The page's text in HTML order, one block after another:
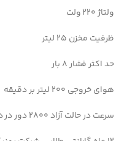
ولتاژ 220 ولت
ظرفیت مخزن 25 لیتر
حد اکثر فشار 8 بار
هوای خروجی 200 لیتر بر دقیقه
سرعت در حالت آزاد 2800 دور در دقیقه وزن 23 کیلو